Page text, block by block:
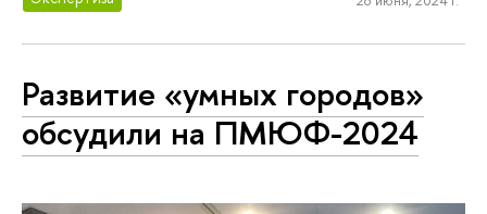
Развитие «умных городов»
обсудили на ПМЮФ-2024